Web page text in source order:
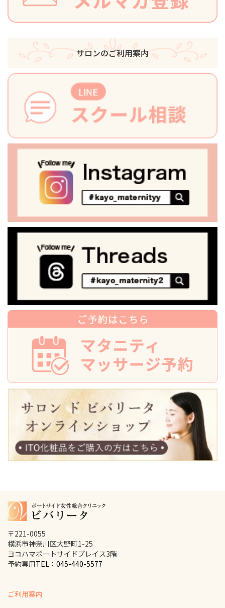
サロンのご利用案内
〒221-0055
横浜市神奈川区大野町1-25
ヨコハマポートサイドプレイス3階
予約専用TEL：045-440-5577
ご利用案内